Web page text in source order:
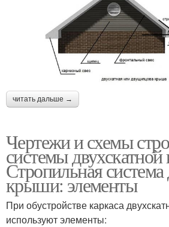
читать дальше →
Чертежи и схемы
системы
Стропильная система
крыши: элементы
При обустройстве каркаса
используют элементы: